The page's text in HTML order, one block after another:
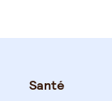
Santé